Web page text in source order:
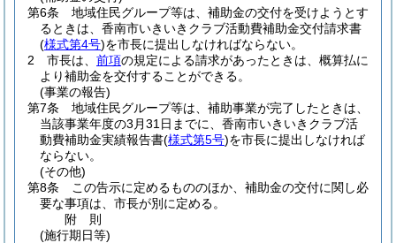
第6条
地域住民グループ等は、補助金の交付を受けようとす
るときは、香南市いきいきクラブ活動費補助金交付請求書
(様式第4号)を市長に提出しなければならない。
2
市長は、 前項の規定による請求があったときは、概算払に
より補助金を交付することができる。
(事業の報告)
第7条
地域住民グループ等は、補助事業が完了したときは、
当該事業年度の3月31日までに、香南市いきいきクラブ活
動費補助金実績報告書(様式第5号)を市長に提出しなければ
ならない。
(その他)
第8条
この告示に定めるもののほか、補助金の交付に関し必
要な事項は、市長が別に定める。
附 則
(施行期日等)